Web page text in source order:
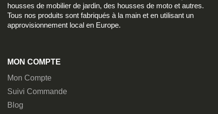
housses de mobilier de jardin, des housses de moto et autres.
Tous nos produits sont fabriqués à la main et en utilisant un
approvisionnement local en Europe.
MON COMPTE
Mon Compte
Suivi Commande
Blog